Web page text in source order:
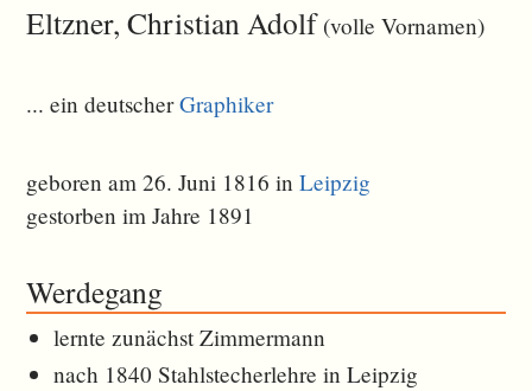
Eltzner, Christian Adolf(volle Vornamen)
... ein deutscherGraphiker
geboren am 26. Juni 1816 inLeipzig
gestorben im Jahre 1891
Werdegang
lernte zunächst Zimmermann
nach 1840 Stahlstecherlehre in Leipzig